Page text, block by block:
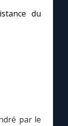
du
par le